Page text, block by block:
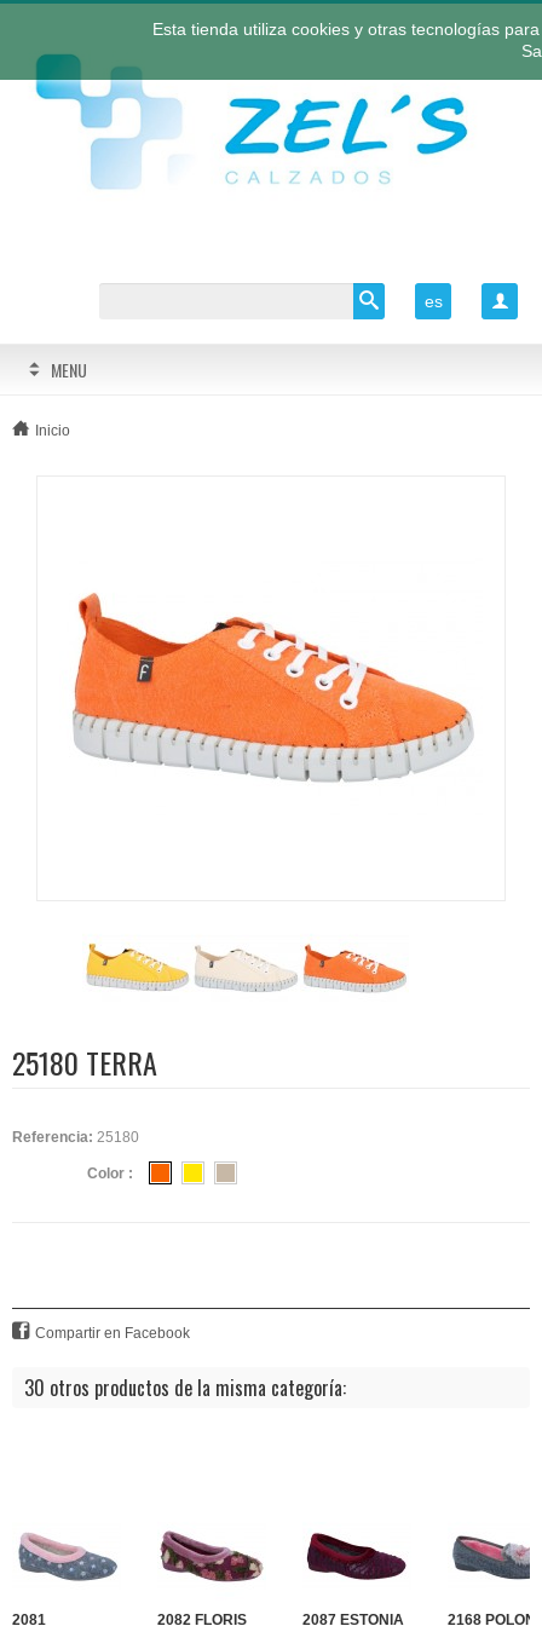

es
MENU
Inicio
25180 TERRA
Referencia: 25180
Color :
Compartir en Facebook
30 otros productos de la misma categoría:
2081 2082 FLORIS 2087 ESTONIA 2168
Esta tienda utiliza cookies y otras tecnologías